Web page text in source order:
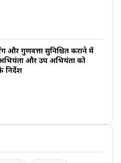
और गुणवत्ता सुनिश्चित कराने में
और उप अभियंता को